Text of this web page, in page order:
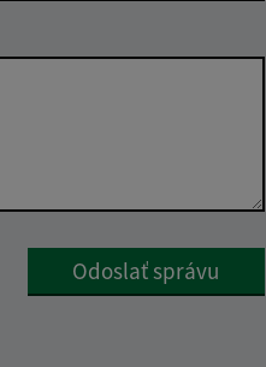
Google reCaptcha Response
Odoslať správu